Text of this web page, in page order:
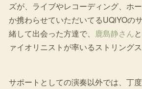
ズが、ライブやレコーディング、ホ
か携わらせていただいてるUQiYOの
緒して出会った方達で、 鹿島静さん
ァイオリニストが率いるストリングス
サポートとしての演奏以外では、丁